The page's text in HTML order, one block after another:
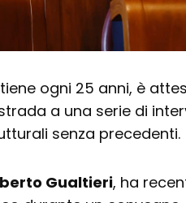
ogni 25 anni, è
a una serie di
senza precedenti.
Gualtieri, ha